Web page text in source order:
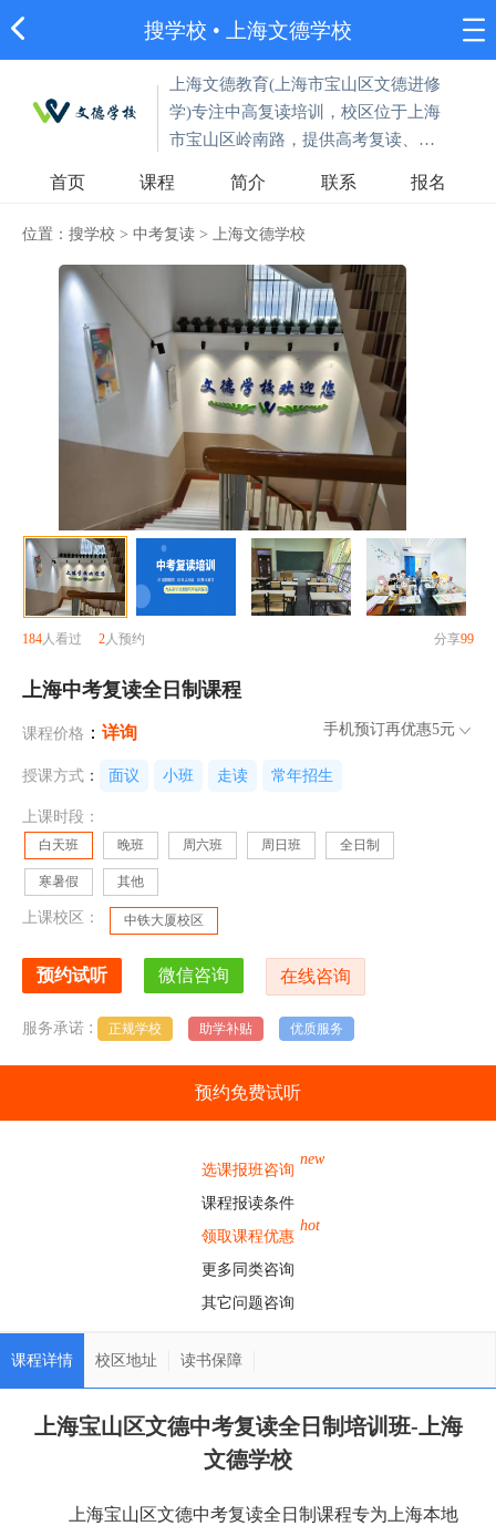
搜学校 • 上海文德学校
上海文德教育(上海市宝山区文德进修
学)专注中高复读培训，校区位于上海
市宝山区岭南路，提供高考复读、中
课集训等服务。
首页 课程 简介 联系 报名
位置： 搜学校 > 中考复读 > 上海文德学校
184人看过 2人预约 分享99
上海中考复读全日制课程
课程价格 ： 详询 手机预订再优惠5元
授课方式 ： 面议 小班 走读 常年招生
上课时段：
白天班 晚班 周六班 周日班 全日制
寒暑假 其他
上课校区： 中铁大厦校区
服务承诺 : 正规学校 助学补贴 优质服务
预约免费试听
选课报班咨询
new
课程报读条件
领取课程优惠
hot
更多同类咨询
其它问题咨询
课程详情 校区地址 读书保障
上海宝山区文德中考复读全日制培训班-上海
文德学校
上海宝山区文德中考复读全日制课程专为上海本地